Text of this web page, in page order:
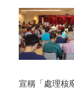
宣稱「處理核